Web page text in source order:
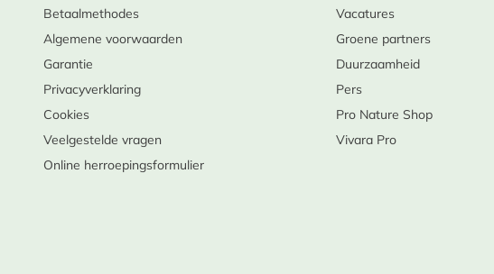
Betaalmethodes
Algemene voorwaarden
Garantie
Privacyverklaring
Cookies
Veelgestelde vragen
Online herroepingsformulier
Vacatures
Groene partners
Duurzaamheid
Pers
Pro Nature Shop
Vivara Pro